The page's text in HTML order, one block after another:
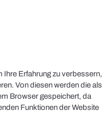
Erfahrung zu verbessern,
Von diesen werden die als
Browser gespeichert, da
Funktionen der Website